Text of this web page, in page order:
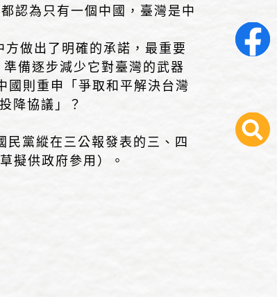
認為只有一個中國，臺灣是中
做出了明確的承諾，最重要
備逐步減少它對臺灣的武器
則重申「爭取和平解決台灣
降協議」？
黨縱在三公報發表的三、四
擬供政府參用）。